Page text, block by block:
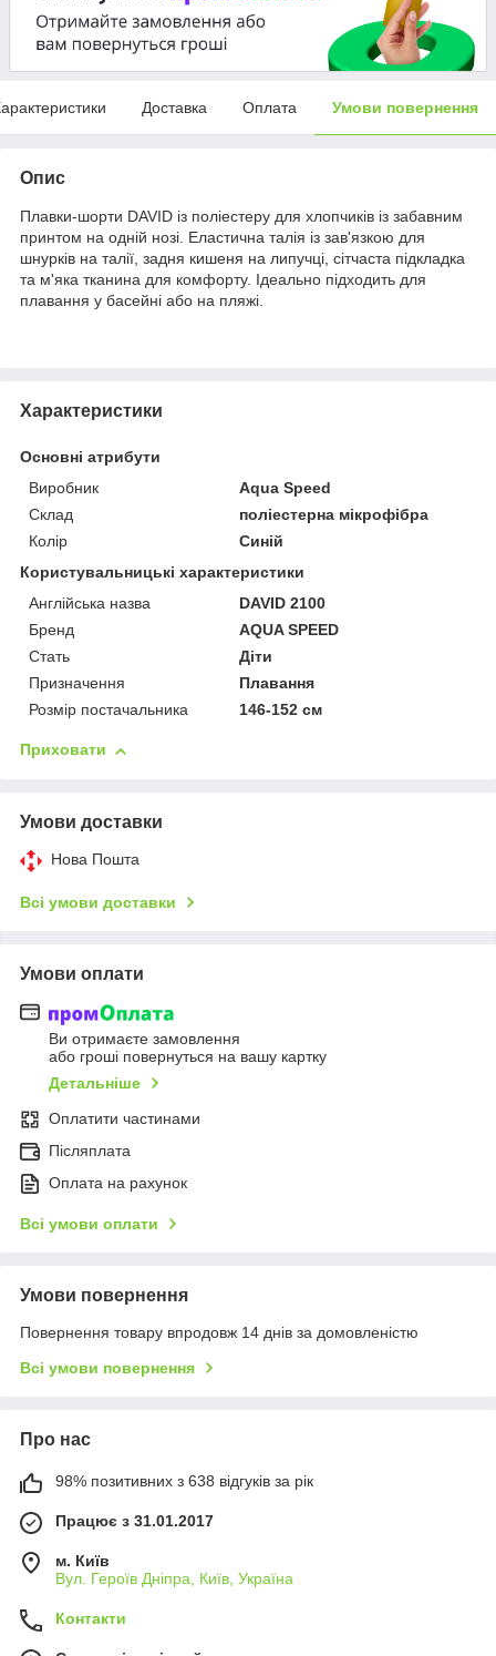
Доставка Оплата Умови повернення
Опис
Плавки-шорти DAVID із поліестеру для хлопчиків із забавним
принтом на одній нозі. Еластична талія із зав'язкою для
шнурків на талії, задня кишеня на липучці, сітчаста підкладка
та м'яка тканина для комфорту. Ідеально підходить для
плавання у басейні або на пляжі.
Характеристики
Основні атрибути
Виробник
Aqua Speed
Склад
поліестерна мікрофібра
Колір
Синій
Користувальницькі характеристики
Англійська назва
DAVID 2100
Бренд
AQUA SPEED
Стать
Діти
Призначення
Плавання
Розмір постачальника
146-152 см
Приховати
Умови доставки
Нова Пошта
Всі умови доставки
Умови оплати
Ви отримаєте замовлення
або гроші повернуться на вашу картку
Детальніше
Оплатити частинами
Післяплата
Оплата на рахунок
Всі умови оплати
Умови повернення
Повернення товару впродовж 14 днів за домовленістю
Всі умови повернення
Про нас
98% позитивних з 638 відгуків за рік
Працює з 31.01.2017
м. Київ
Вул. Героїв Дніпра, Київ, Україна
Контакти